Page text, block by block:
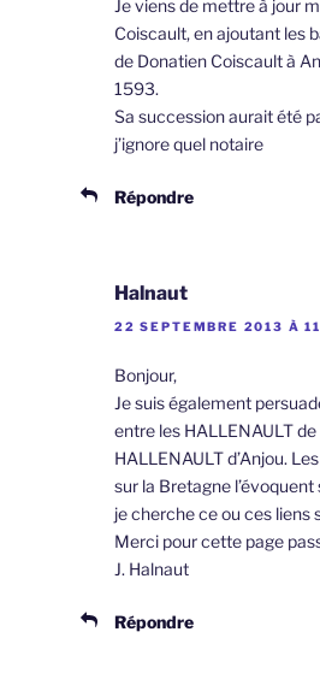
Je viens de mettre à jour
Coiscault, en ajoutant les
de Donatien Coiscault à
1593.
Sa succession aurait été
j’ignore quel notaire
Répondre
Halnaut
22 SEPTEMBRE 2013 À
Bonjour,
Je suis également
entre les HALLENAULT
HALLENAULT d’Anjou.
sur la Bretagne
je cherche ce ou ces liens
Merci pour cette page
J. Halnaut
Répondre